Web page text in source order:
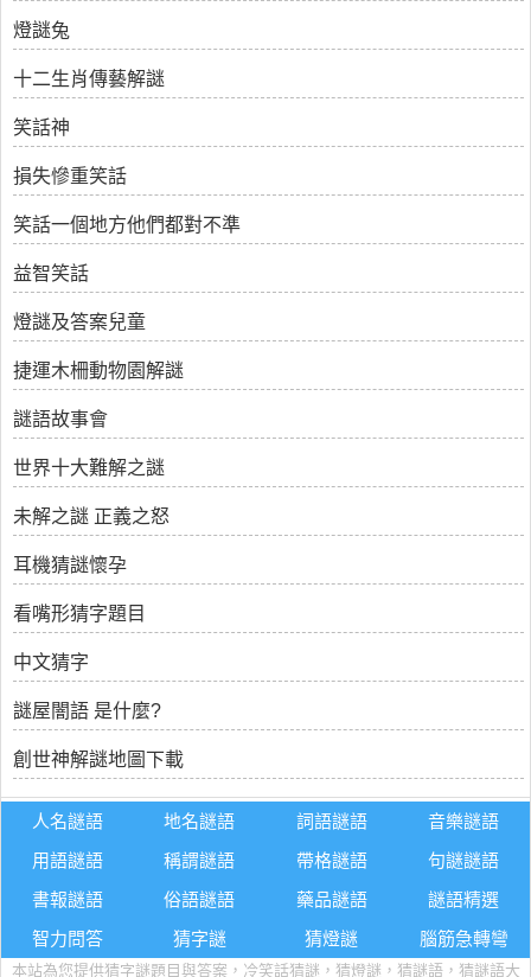
燈謎兔
十二生肖傳藝解謎
笑話神
損失慘重笑話
笑話一個地方他們都對不準
益智笑話
燈謎及答案兒童
捷運木柵動物園解謎
謎語故事會
世界十大難解之謎
未解之謎 正義之怒
耳機猜謎懷孕
看嘴形猜字題目
中文猜字
謎屋闇語 是什麼?
創世神解謎地圖下載
人名謎語 地名謎語 詞語謎語
音樂謎語
用語謎語
稱謂謎語 帶格謎語
句謎謎語
書報謎語
俗語謎語 藥品謎語
謎語精選
智力問答
猜字謎 猜燈謎 腦筋急轉彎
本站為您提供猜字謎題目與答案，冷笑話猜謎，猜燈謎，猜謎語，猜謎語大